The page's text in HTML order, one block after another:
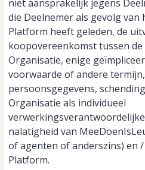
niet aansprakelijk jegens
die Deelnemer als gevolg
Platform heeft geleden, de
koopovereenkomst tussen de
Organisatie, enige
voorwaarde of andere
persoonsgegevens,
Organisatie als individueel
nalatigheid van
of agenten of anderszins) en
Platform.